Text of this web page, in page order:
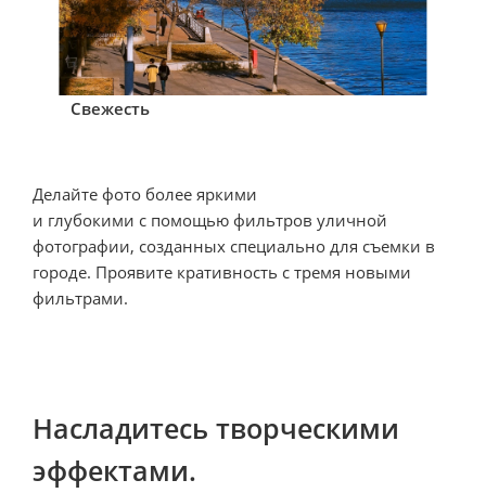
Делайте фото более яркими
и глубокими с помощью фильтров уличной
фотографии, созданных специально для съемки в
городе. Проявите кративность с тремя новыми
фильтрами.
Свежесть
Насладитесь творческими
эффектами.